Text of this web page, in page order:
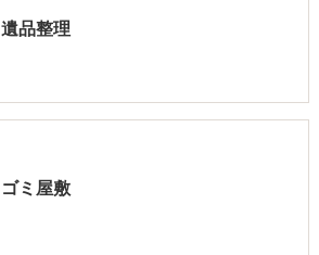
遺品整理
ゴミ屋敷